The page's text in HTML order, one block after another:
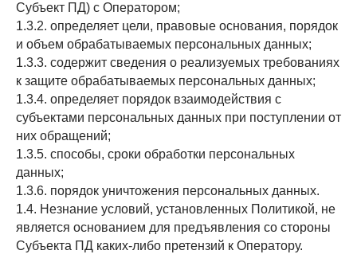
Субъект ПД) с Оператором;
1.3.2. определяет цели, правовые основания, порядок
и объем обрабатываемых персональных данных;
1.3.3. содержит сведения о реализуемых требованиях
к защите обрабатываемых персональных данных;
1.3.4. определяет порядок взаимодействия с
субъектами персональных данных при поступлении от
них обращений;
1.3.5. способы, сроки обработки персональных
данных;
1.3.6. порядок уничтожения персональных данных.
1.4. Незнание условий, установленных Политикой, не
является основанием для предъявления со стороны
Субъекта ПД каких-либо претензий к Оператору.